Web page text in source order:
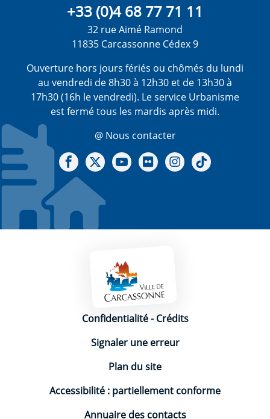
+33 (0)4 68 77 71 11
32 rue Aimé Ramond
11835 Carcassonne Cédex 9
Ouverture hors jours fériés ou chômés du lundi
au vendredi de 8h30 à 12h30 et de 13h30 à
17h30 (16h le vendredi). Le service Urbanisme
est fermé tous les mardis après midi.
@ Nous contacter
Notre Facebook
Notre X - (twitter)
Notre chaine Youtube
Notre Gallerie sur Flickr
Notre Instagram
Mentions légales
Confidentialité-Crédits
Signaler une erreur
Plan du site
Accessibilité : partiellement conforme
Annuaire des contacts